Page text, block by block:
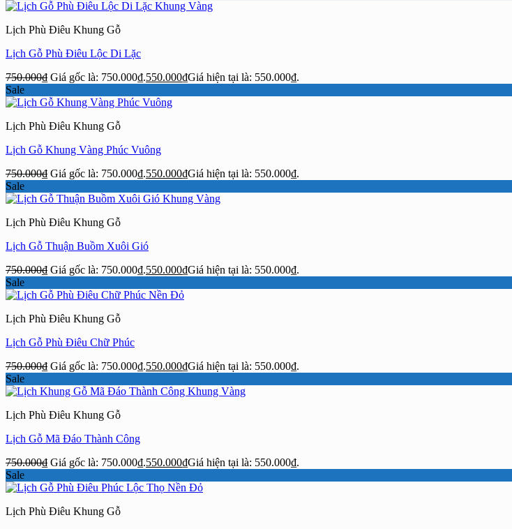
Lịch Phù Điêu Khung Gỗ
Lịch Gỗ Phù Điêu Lộc Di Lặc
750.000₫ Giá gốc là: 750.000₫.550.000₫Giá hiện tại là: 550.000₫.
Sale
Lịch Phù Điêu Khung Gỗ
Lịch Gỗ Khung Vàng Phúc Vuông
750.000₫ Giá gốc là: 750.000₫.550.000₫Giá hiện tại là: 550.000₫.
Sale
Lịch Phù Điêu Khung Gỗ
Lịch Gỗ Thuận Buồm Xuôi Gió
750.000₫ Giá gốc là: 750.000₫.550.000₫Giá hiện tại là: 550.000₫.
Sale
Lịch Phù Điêu Khung Gỗ
Lịch Gỗ Phù Điêu Chữ Phúc
750.000₫ Giá gốc là: 750.000₫.550.000₫Giá hiện tại là: 550.000₫.
Sale
Lịch Phù Điêu Khung Gỗ
Lịch Gỗ Mã Đáo Thành Công
750.000₫ Giá gốc là: 750.000₫.550.000₫Giá hiện tại là: 550.000₫.
Sale
Lịch Phù Điêu Khung Gỗ